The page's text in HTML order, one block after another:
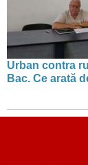
Urban contra
Bac. Ce arată